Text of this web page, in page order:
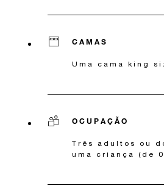
CAMAS
Uma cama king
OCUPAÇÃO
Três adultos ou
uma criança (de